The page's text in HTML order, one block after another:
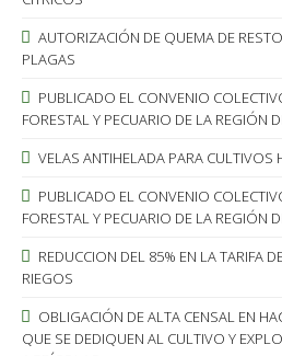
AUTORIZACIÓN DE QUEMA DE
PLAGAS
PUBLICADO EL CONVENIO
FORESTAL Y PECUARIO DE LA REGIÓN
VELAS ANTIHELADA PARA CULTIVOS
PUBLICADO EL CONVENIO
FORESTAL Y PECUARIO DE LA REGIÓN
REDUCCION DEL 85% EN LA TARIFA
RIEGOS
OBLIGACIÓN DE ALTA CENSAL EN
QUE SE DEDIQUEN AL CULTIVO Y